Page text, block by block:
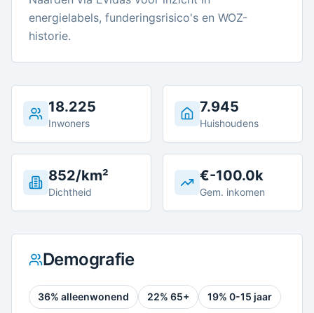
energielabels, funderingsrisico's en WOZ-
historie.
18.225
Inwoners
7.945
Huishoudens
852/km²
Dichtheid
€-100.0k
Gem. inkomen
Demografie
36% alleenwonend 22% 65+ 19% 0-15 jaar